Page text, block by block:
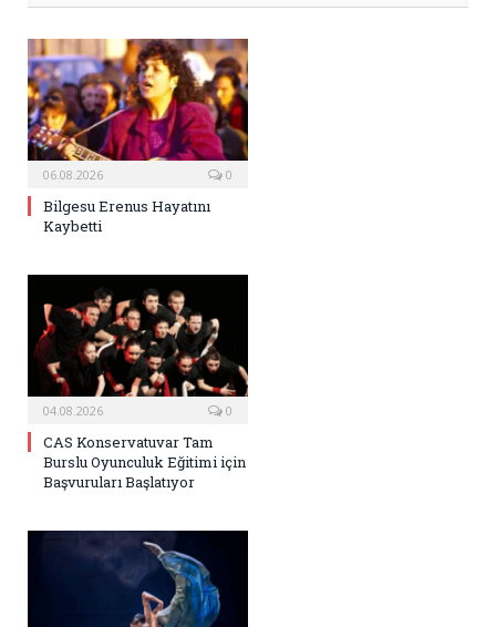
06.08.2026 0
Bilgesu Erenus Hayatını
Kaybetti
04.08.2026 0
CAS Konservatuvar Tam
Burslu Oyunculuk Eğitimi için
Başvuruları Başlatıyor